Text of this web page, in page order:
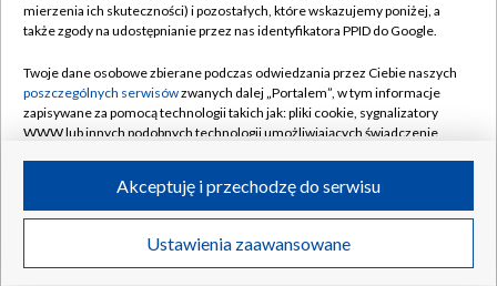
Naziemna Telewizja Cyfrowa
Rada Programowa
System NOS
Informacje o nadawcy
Program dla prasy
Ogłoszenie przetargowe
Pomoc
Kontakt
Kanały
©2026 Telewizja Polska S.A. w likwidacji
mierzenia ich skuteczności) i pozostałych, które wskazujemy poniżej, a
także zgody na udostępnianie przez nas identyfikatora PPID do Google.
Twoje dane osobowe zbierane podczas odwiedzania przez Ciebie naszych
poszczególnych serwisówzwanych dalej „Portalem”, w tym informacje
zapisywane za pomocą technologii takich jak: pliki cookie, sygnalizatory
WWW lub innych podobnych technologii umożliwiających świadczenie
ruchu w Internecie.
Twoje dane osobowe zbierane podczas odwiedzania przez Ciebie
poszczególnych serwisówna Portalu, takie jak adresy IP, identyfikatory
Ustawienia zaawansowane
Akceptuję i przechodzę do serwisu